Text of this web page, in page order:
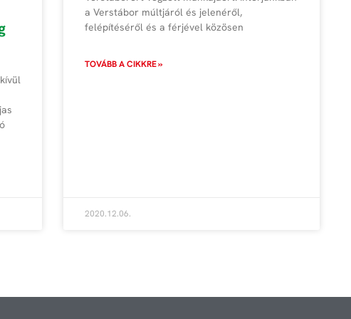
a Verstábor múltjáról és jelenéről,
felépítéséről és a férjével közösen
TOVÁBB A CIKKRE »
2020.12.06.